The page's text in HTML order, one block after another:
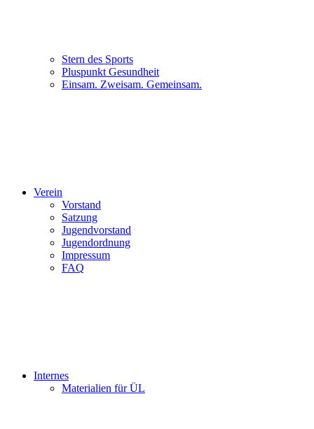
Stern des Sports
Pluspunkt Gesundheit
Einsam. Zweisam. Gemeinsam.
Verein
Vorstand
Satzung
Jugendvorstand
Jugendordnung
Impressum
FAQ
Internes
Materialien für ÜL